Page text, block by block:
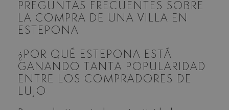
PREGUNTAS FRECUENTES SOBRE
LA COMPRA DE UNA VILLA EN
ESTEPONA
¿POR QUÉ ESTEPONA ESTÁ
GANANDO TANTA POPULARIDAD
ENTRE LOS COMPRADORES DE
LUJO